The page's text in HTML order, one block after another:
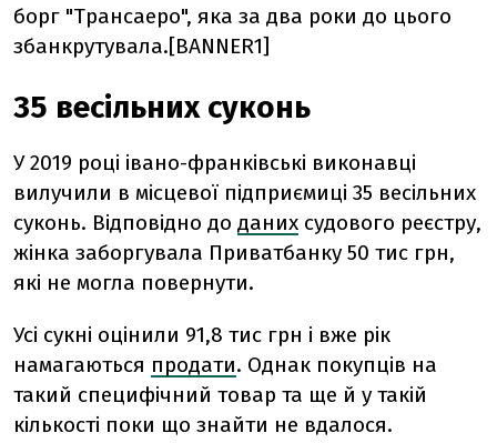
борг "Трансаеро", яка за два роки до цього
збанкрутувала.[BANNER1]
35 весільних суконь
У 2019 році івано-франківські виконавці
вилучили в місцевої підприємиці 35 весільних
суконь. Відповідно до даних судового реєстру,
жінка заборгувала Приватбанку 50 тис грн,
які не могла повернути.
Усі сукні оцінили 91,8 тис грн і вже рік
намагаються продати. Однак покупців на
такий специфічний товар та ще й у такій
кількості поки що знайти не вдалося.